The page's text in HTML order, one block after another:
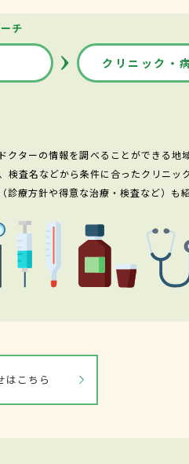
チ
クリニック・
ターの情報を調べることができる地
査名などから条件に合ったクリニッ
療方針や得意な治療・検査など）も紹
はこちら